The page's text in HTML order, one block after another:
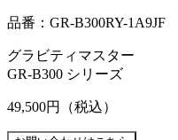
品番：GR-B300RY-1A9JF
グラビティマスター
GR-B300 シリーズ
49,500円 （税込）